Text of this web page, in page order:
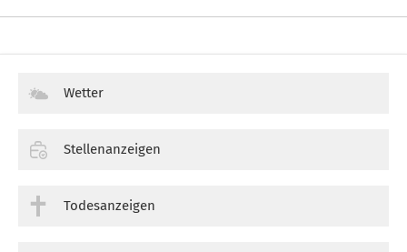
Wetter
Stellenanzeigen
Todesanzeigen